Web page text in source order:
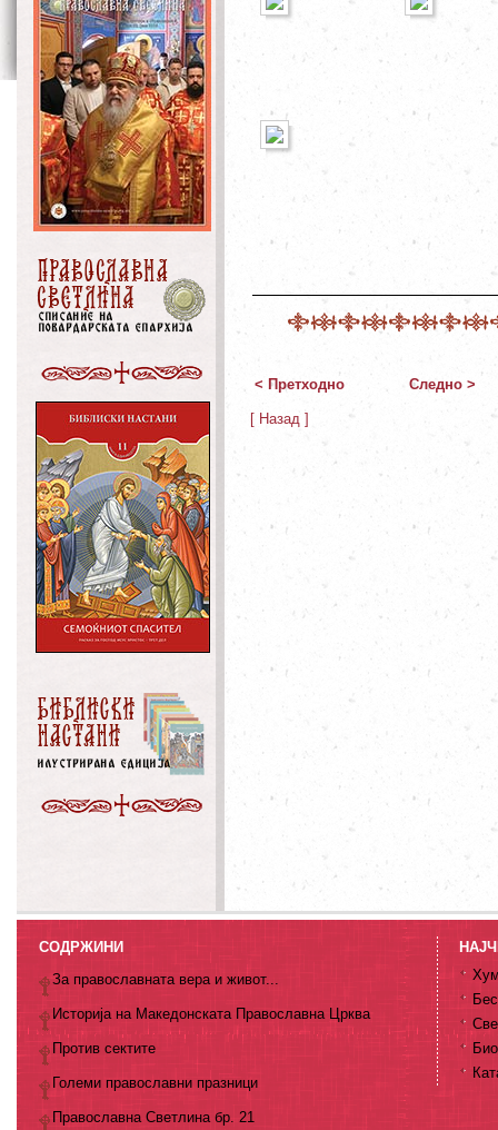
< Претходно Следно >
[ Назад ]
СОДРЖИНИ
За православната вера и живот...
Историја на Македонската Православна Црква
Против сектите
Големи православни празници
Православна Светлина бр. 21